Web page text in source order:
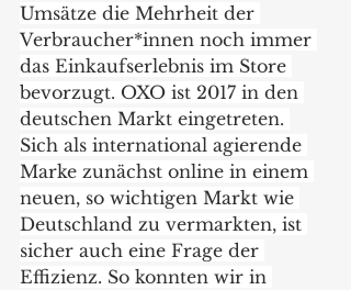
Umsätze die Mehrheit der
Verbraucher*innen noch immer
das Einkaufserlebnis im Store
bevorzugt. OXO ist 2017 in den
deutschen Markt eingetreten.
Sich als international agierende
Marke zunächst online in einem
neuen, so wichtigen Markt wie
Deutschland zu vermarkten, ist
sicher auch eine Frage der
Effizienz. So konnten wir in